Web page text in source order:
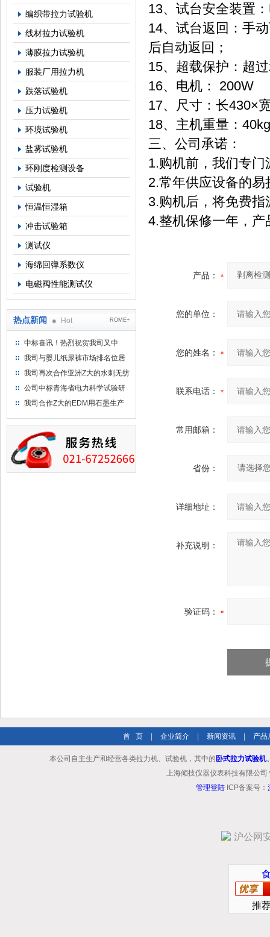
编织带拉力试验机
线材拉力试验机
薄膜拉力试验机
服装厂用拉力机
跌落试验机
压力试验机
环境试验机
盐雾试验机
环刚度检测设备
试验机
恒温恒湿箱
冲击试验箱
测试仪
海绵回弹系数仪
电磁阀性能测试仪
热点新闻 Hot ROME+
中标喜讯！热烈祝贺我司又中
标！
我司与婴儿纸尿裤市场排名位居
名的全日美实业合作成功！
我司再次合作亚洲Z大的水刺无纺
布供应商-南六企业！
公司中标青海省电力科学试验研
究院！
我司合作Z大的EDM用石墨生产
13、试台安全装置
14、试台返回：手
后自动返回；
15、超载保护：超
16、电机： 200W
17、尺寸：长430×
18、主机重量：40kg
三、 公司承诺：
1.购机前，我们专
2.常年供应设备的
3.购机后，将免费
4.整机保修一年，产
产品：
您的单位：
您的姓名：
联系电话：
常用邮箱：
省份：
详细地址：
补充说明：
验证码：
首 页 企业简介 新闻资讯 产品
本公司自主生产和经营各类拉力机、试验机，其中的 卧式拉力试验机
上海倾技仪器仪表科技有限公
管理登陆 ICP备案号：
沪公网
推